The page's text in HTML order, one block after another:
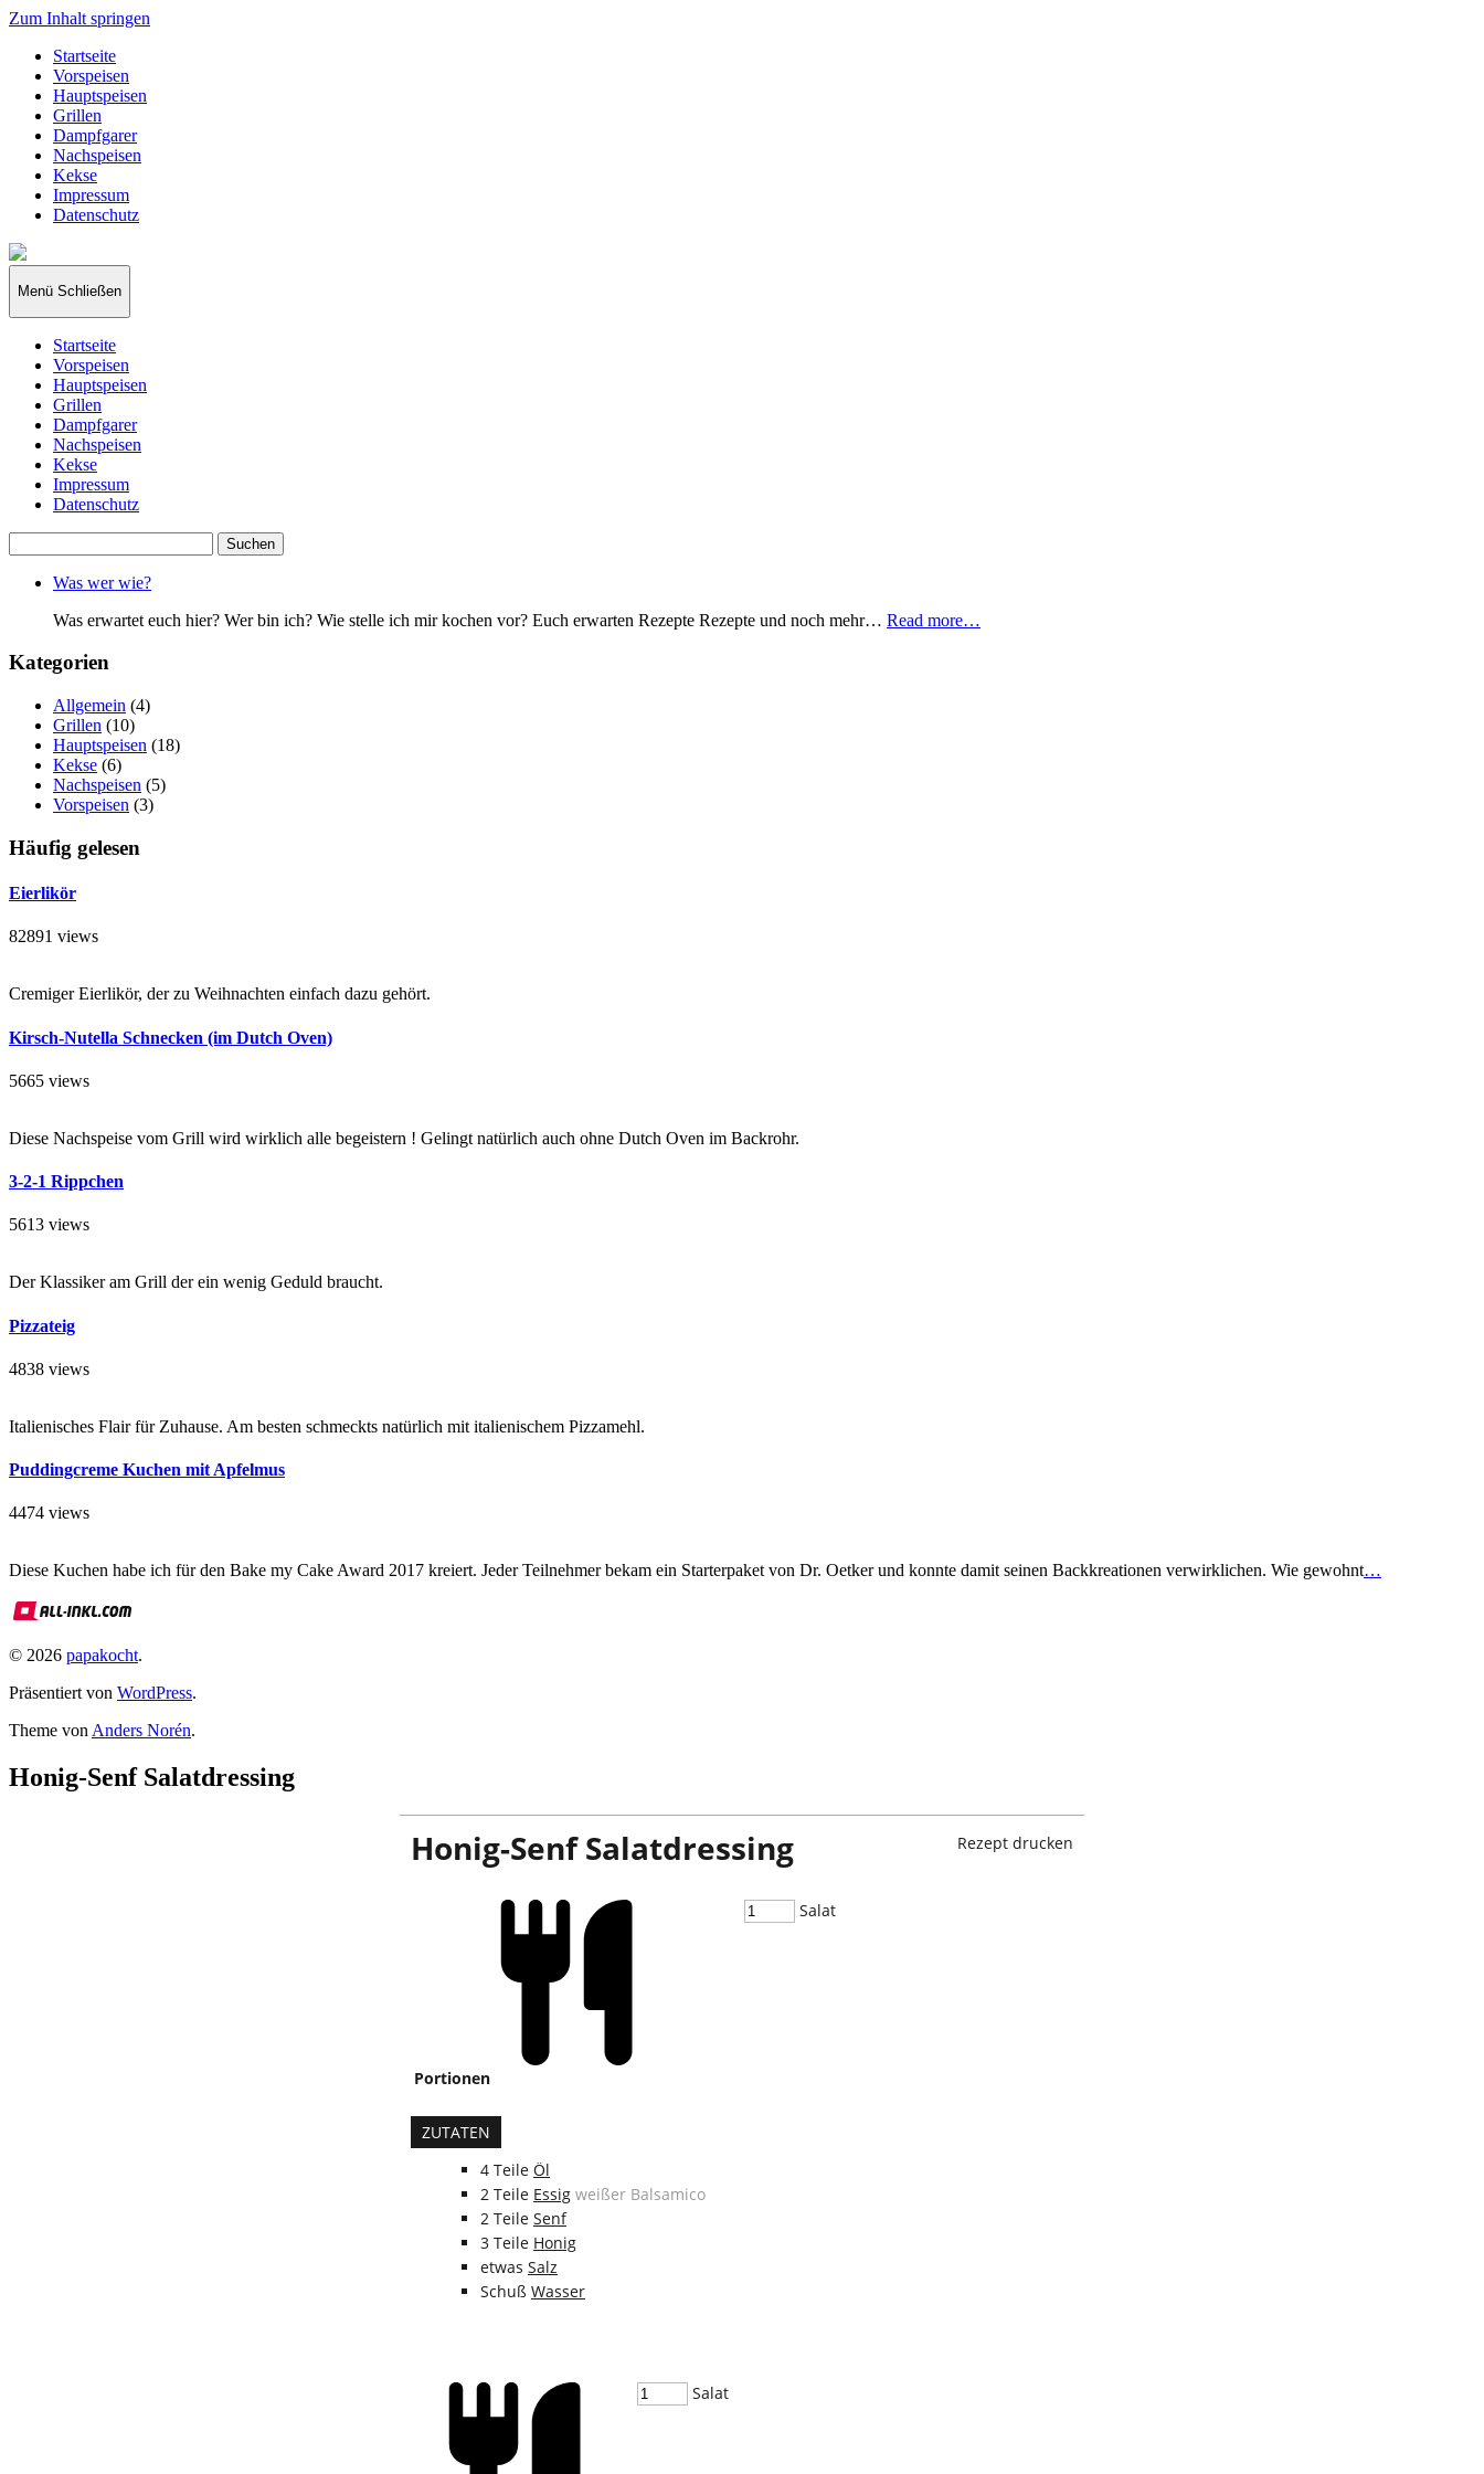
Zum Inhalt springen
Startseite
Vorspeisen
Hauptspeisen
Grillen
Dampfgarer
Nachspeisen
Kekse
Impressum
Datenschutz
papakocht
Menü Schließen
Startseite
Vorspeisen
Hauptspeisen
Grillen
Dampfgarer
Nachspeisen
Kekse
Impressum
Datenschutz
nach:
Was wer wie?
Was erwartet euch hier? Wer bin ich? Wie stelle ich mir kochen vor? Euch erwarten Rezepte Rezepte und noch mehr… Read more…
Kategorien
Allgemein (4)
Grillen (10)
Hauptspeisen (18)
Kekse (6)
Nachspeisen (5)
Vorspeisen (3)
Häufig gelesen
Eierlikör
82891 views
Cremiger Eierlikör, der zu Weihnachten einfach dazu gehört.
Kirsch-Nutella Schnecken (im Dutch Oven)
5665 views
Diese Nachspeise vom Grill wird wirklich alle begeistern ! Gelingt natürlich auch ohne Dutch Oven im Backrohr.
3-2-1 Rippchen
5613 views
Der Klassiker am Grill der ein wenig Geduld braucht.
Pizzateig
4838 views
Italienisches Flair für Zuhause. Am besten schmeckts natürlich mit italienischem Pizzamehl.
Puddingcreme Kuchen mit Apfelmus
4474 views
Diese Kuchen habe ich für den Bake my Cake Award 2017 kreiert. Jeder Teilnehmer bekam ein Starterpaket von Dr. Oetker und konnte damit seinen Backkreationen verwirklichen. Wie gewohnt…
© 2026 papakocht.
Präsentiert von WordPress.
Theme vonAnders Norén.
Honig-Senf Salatdressing
Rezept drucken
Honig-Senf Salatdressing
Portionen
Salat
ZUTATEN
4 Teile Öl
2 Teile Essig weißer Balsamico
2 Teile Senf
3 Teile Honig
etwas Salz
Schuß Wasser
Salat